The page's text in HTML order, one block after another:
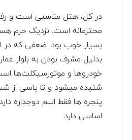
در کل،‌ هتل مناسبی است و
محترمانه است. نزدیک حرم
بسیار خوب بود. ضعفی که در
بدلیل مشرف بودن به بلوار
خودروها و موتورسیکلت‌ها
شنیده میشود و تا پاسی از
پنجره ها فقط اسم دوجداره
اساسی دارد.